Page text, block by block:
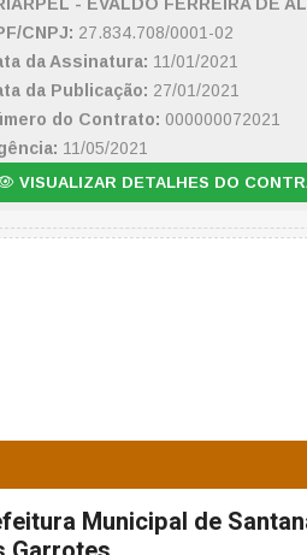
CNPJ: 27.834.708/0001-02
da Assinatura: 11/01/2021
da Publicação: 27/01/2021
do Contrato: 000000072021
11/05/2021
VISUALIZAR DETALHES DO
Municipal de